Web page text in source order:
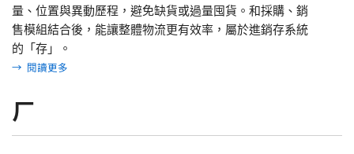
量、位置與異動歷程，避免缺貨或過量囤貨。和採購、銷
售模組結合後，能讓整體物流更有效率，屬於進銷存系統
的「存」。
→ 閱讀更多
ㄏ